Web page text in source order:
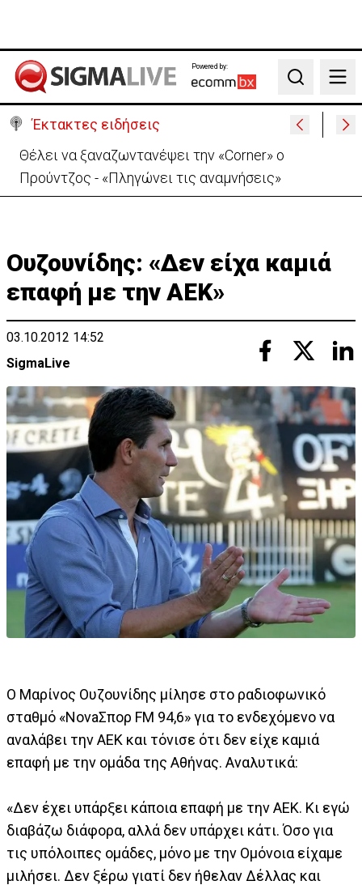
Powered by:
Search
Έκτακτες ειδήσεις
Ιράν: Απορρίπτει τη συμφωνία Σ. Αραβίας, Τουρκίας,
Πακιστάν-«Μόνο στα χαρτιά»
Ουζουνίδης: «Δεν είχα καμιά
επαφή με την ΑΕΚ»
03.10.2012 14:52
SigmaLive
Ο Μαρίνος Ουζουνίδης μίλησε στο ραδιοφωνικό
σταθμό «NovaΣπορ FM 94,6» για το ενδεχόμενο να
αναλάβει την ΑΕΚ και τόνισε ότι δεν είχε καμιά
επαφή με την ομάδα της Αθήνας. Αναλυτικά:
«Δεν έχει υπάρξει κάποια επαφή με την ΑΕΚ. Κι εγώ
διαβάζω διάφορα, αλλά δεν υπάρχει κάτι. Όσο για
τις υπόλοιπες ομάδες, μόνο με την Ομόνοια είχαμε
μιλήσει. Δεν ξέρω γιατί δεν ήθελαν Δέλλας και